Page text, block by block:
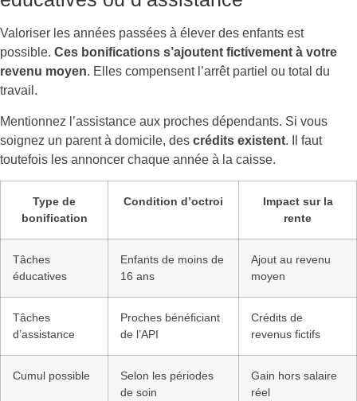
Valoriser les années passées à élever des enfants est
possible. Ces bonifications s’ajoutent fictivement à votre
revenu moyen. Elles compensent l’arrêt partiel ou total du
travail.
Mentionnez l’assistance aux proches dépendants. Si vous
soignez un parent à domicile, des crédits existent. Il faut
toutefois les annoncer chaque année à la caisse.
Type de
bonification
Condition d’octroi
Impact sur la
rente
Tâches
éducatives
Enfants de moins de
16 ans
Ajout au revenu
moyen
Tâches
d’assistance
Proches bénéficiant
de l’API
Crédits de
revenus fictifs
Cumul possible
Selon les périodes
de soin
Gain hors salaire
réel